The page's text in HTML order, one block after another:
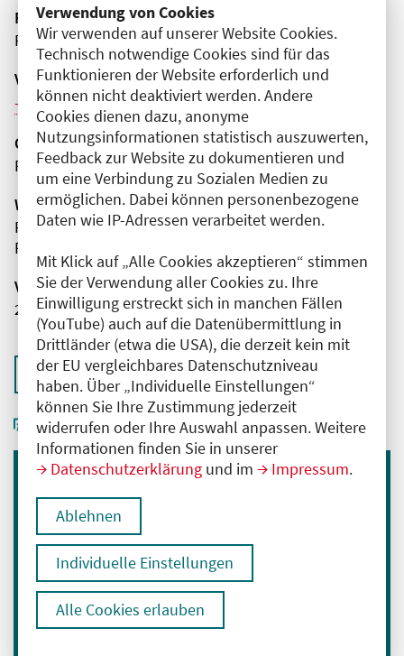
Verwendung von Cookies
Wir verwenden auf unserer Website Cookies.
Technisch notwendige Cookies sind für das
Funktionieren der Website erforderlich und
können nicht deaktiviert werden. Andere
Cookies dienen dazu, anonyme
Nutzungsinformationen statistisch auszuwerten,
Feedback zur Website zu dokumentieren und
um eine Verbindung zu Sozialen Medien zu
ermöglichen. Dabei können personenbezogene
Daten wie IP-Adressen verarbeitet werden.
Mit Klick auf „Alle Cookies akzeptieren“ stimmen
Sie der Verwendung aller Cookies zu. Ihre
Einwilligung erstreckt sich in manchen Fällen
(YouTube) auch auf die Datenübermittlung in
Drittländer (etwa die USA), die derzeit kein mit
der EU vergleichbares Datenschutzniveau
haben. Über „Individuelle Einstellungen“
können Sie Ihre Zustimmung jederzeit
widerrufen oder Ihre Auswahl anpassen. Weitere
Informationen finden Sie in unserer
Datenschutzerklärung und im Impressum.
Ablehnen
Individuelle Einstellungen
Alle Cookies erlauben
Fortbildungsformat
Präsenz
Veranstaltungsreihe
Weitere Veranstaltungen dieser Reihe (5)
Organisator(en)
Praxis Dr. med. Olivia Westphal
Wissenschaftliche Leitung
Frau Dr. med. Olivia Westphal
Praxis Dr. med. Olivia Westphal
Veranstaltungsnummer
2761102026002920087
Zurück zur Übersicht
Immer informiert bleiben
Melden Sie sich für unseren Newsletter an:
E-Mail-Adresse eingeben
Anmelden